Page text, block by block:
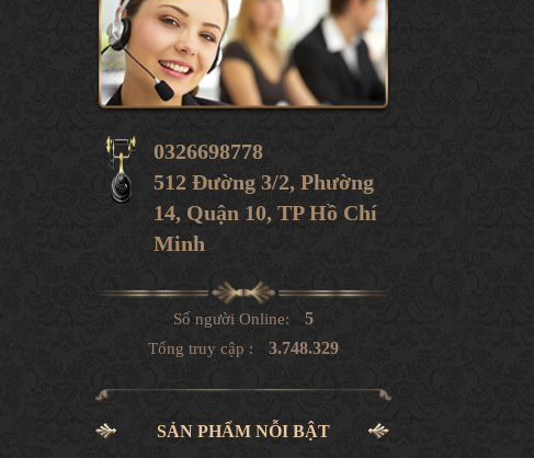
0326698778
512 Đường 3/2, Phường
14, Quận 10, TP Hồ Chí
Minh
Số người Online: 5
Tổng truy cập : 3.748.329
SẢN PHẨM NỖI BẬT